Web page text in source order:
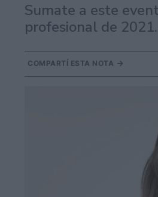
Sumate a este
profesional de 2021.
COMPARTÍ ESTA NOTA